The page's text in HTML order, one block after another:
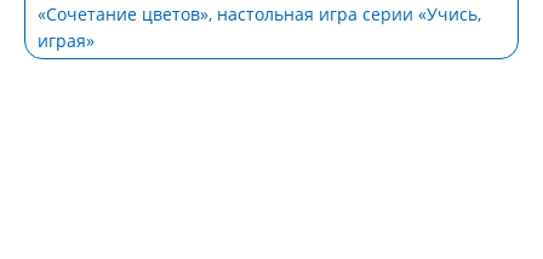
«Сочетание цветов», настольная игра серии «Учись,
играя»